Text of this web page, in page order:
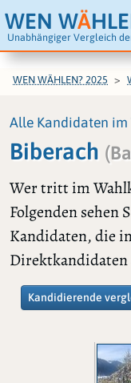
WEN WÄ
Unabhängiger Vergleich
WEN WÄHLEN? 2025
Alle Kandidaten im
Biberach
Wer tritt im
Folgenden sehen
Kandidaten, die
Kandidierende